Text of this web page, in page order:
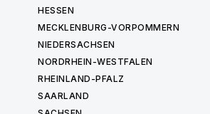
HESSEN
MECKLENBURG-VORPOMMERN
NIEDERSACHSEN
NORDRHEIN-WESTFALEN
RHEINLAND-PFALZ
SAARLAND